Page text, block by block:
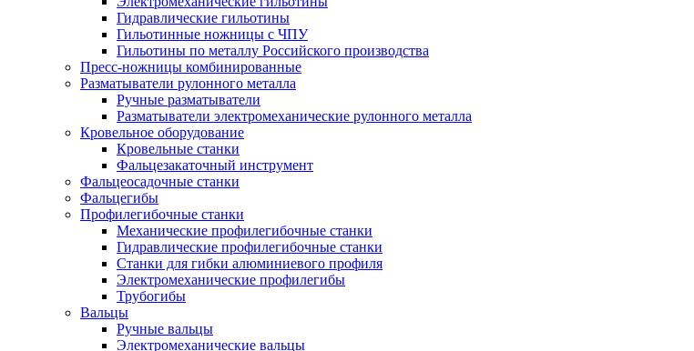
Гидравлические гильотины
Гильотинные ножницы с ЧПУ
Гильотины по металлу Российского производства
Пресс-ножницы комбинированные
Разматыватели рулонного металла
Ручные разматыватели
Разматыватели электромеханические рулонного металла
Кровельное оборудование
Кровельные станки
Фальцезакаточный инструмент
Фальцеосадочные станки
Фальцегибы
Профилегибочные станки
Механические профилегибочные станки
Гидравлические профилегибочные станки
Станки для гибки алюминиевого профиля
Электромеханические профилегибы
Трубогибы
Вальцы
Ручные вальцы
Электромеханические вальцы